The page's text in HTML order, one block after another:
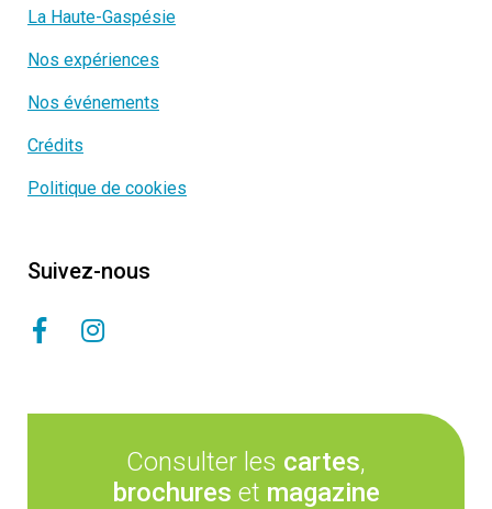
La Haute-Gaspésie
Nos expériences
Nos événements
Crédits
Politique de cookies
Suivez-nous
Consulter les cartes,
brochures et magazine